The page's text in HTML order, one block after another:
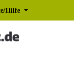
Hilfe